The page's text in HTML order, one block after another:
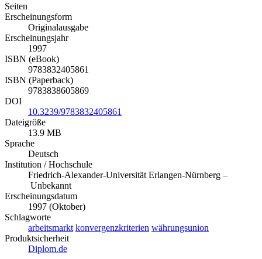
Seiten
Erscheinungsform
Originalausgabe
Erscheinungsjahr
1997
ISBN (eBook)
9783832405861
ISBN (Paperback)
9783838605869
DOI
10.3239/9783832405861
Dateigröße
13.9 MB
Sprache
Deutsch
Institution / Hochschule
Friedrich-Alexander-Universität Erlangen-Nürnberg –
Unbekannt
Erscheinungsdatum
1997 (Oktober)
Schlagworte
arbeitsmarkt konvergenzkriterien währungsunion
Produktsicherheit
Diplom.de